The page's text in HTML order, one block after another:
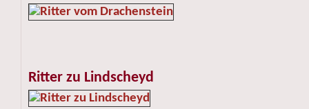
Ritter zu Lindscheyd